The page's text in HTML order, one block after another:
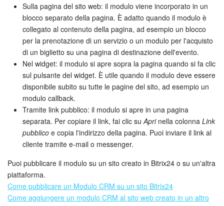
Sulla pagina del sito web: il modulo viene incorporato in un
blocco separato della pagina. È adatto quando il modulo è
collegato al contenuto della pagina, ad esempio un blocco
per la prenotazione di un servizio o un modulo per l'acquisto
di un biglietto su una pagina di destinazione dell'evento.
Nel widget: il modulo si apre sopra la pagina quando si fa clic
sul pulsante del widget. È utile quando il modulo deve essere
disponibile subito su tutte le pagine del sito, ad esempio un
modulo callback.
Tramite link pubblico: il modulo si apre in una pagina
separata. Per copiare il link, fai clic su Aprinella colonna Link
pubblico e copia l'indirizzo della pagina. Puoi inviare il link al
cliente tramite e-mail o messenger.
Puoi pubblicare il modulo su un sito creato in Bitrix24 o su un'altra
piattaforma.
Come pubblicare un Modulo CRM su un sito Bitrix24
Come aggiungere un modulo CRM al sito web creato in un altro